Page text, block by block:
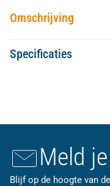
Omschrijving
Specificaties
Meld
Blijf op de hoogte van